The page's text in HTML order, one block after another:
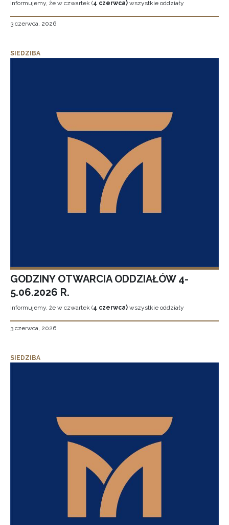
Informujemy, że w czwartek (4 czerwca) wszystkie oddziały
3 czerwca, 2026
SIEDZIBA
GODZINY OTWARCIA ODDZIAŁÓW 4-
5.06.2026 R.
Informujemy, że w czwartek (4 czerwca) wszystkie oddziały
3 czerwca, 2026
SIEDZIBA